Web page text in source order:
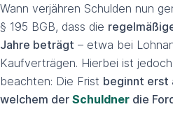
Wann verjähren Schulden nun
§ 195 BGB, dass die
Jahre beträgt – etwa bei
Kaufverträgen. Hierbei ist
beachten: Die Frist beginnt erst
welchem der Schuldner die